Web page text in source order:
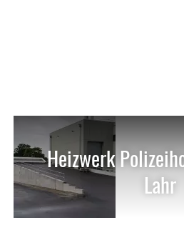
Heizwerk
Lahr